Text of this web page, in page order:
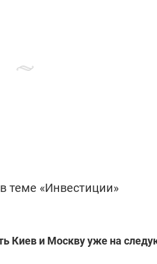
теме «Инвестиции»
Киев и Москву уже на